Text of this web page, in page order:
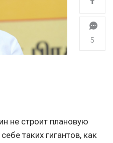
5
не строит плановую
таких гигантов, как